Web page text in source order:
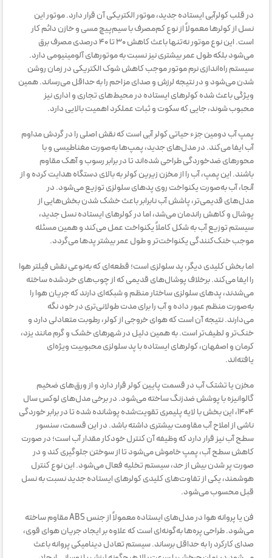
در قلب کولرآبی ایستاده جدید، موتور الکتریکی آن قرار دارد. موتور این
نسل از کولرها معمولاً از نوع کم‌مصرف با سیم‌پیچ مسی و خازن دائم کار
است. این نوع موتور نه‌تنها باعث کاهش ۳۰ تا ۴۰ درصدی مصرف برق
می‌شود بلکه طول عمر بیشتری نیز نسبت به موتورهای آلومینیومی دارد.
سیستم راه‌اندازی نرم موتور موجب کاهش شوک الکتریکی در زمان روشن
شدن می‌شود و در نتیجه لرزش و صدای مزاحم را به حداقل می‌رساند. همین
ویژگی باعث شده کولرهای ایستاده در محیط‌های تجاری و اداری نیز
محبوب شوند، جایی که سکوت و ثبات عملکرد اهمیت بالایی دارد.
پمپ آب دومین جزء حیاتی کولر آبی است که نقش اصلی را در گردش مداوم
آب ایفا می‌کند. در مدل‌های جدید، پمپ‌ها به‌صورت مغناطیسی و با
محورهای ضدخوردگی طراحی شده‌اند تا در برابر رسوب و آهک مقاوم
باشند. این پمپ، آب را از مخزن زیرین کولر به بالای دستگاه هدایت کرده و از
آنجا، آب به‌صورت یکنواخت روی پدهای سلولزی توزیع می‌شود. در
مدل‌های قدیمی‌تر، پاشش آب نابرابر باعث خشک شدن بخش‌هایی از
پوشال و کاهش راندمان می‌شد، اما در کولرهای ایستاده نسل جدید،
سیستم توزیع آب به شکل کاملاً یکنواخت عمل می‌کند و همین مسئله
موجب خنک‌کنندگی یکنواخت‌تر و طول عمر بیشتر پدها می‌گردد.
اما بخش کلیدی دیگر، پد سلولزی است؛ قطعه‌ای که به‌نوعی نقش فیلتر هوا
را ایفا می‌کند. برخلاف پوشال‌های قدیمی که از چوب‌های خردشده ساخته
می‌شدند، پدهای سلولزی ساختار منظم و شبکه‌ای دارند که جریان هوا را
به‌صورت منظم عبور داده و آب را برای مدت طولانی‌تری در خود نگه
می‌دارند. نتیجه آن است که هوای خروجی از کولر، رطوبت متعادلی دارد و
خنک‌تر و لطیف‌تر است. به همین دلیل در شهرهای خشک و گرم مانند یزد،
کرمان و اصفهان، کولرهای ایستاده با پد سلولزی محبوبیت ویژه‌ای
یافته‌اند.
مخزن یا تشتک آب در قسمت پایین کولر قرار دارد و از ورق‌های ضخیم
گالوانیزه با پوشش ضدزنگ ساخته می‌شود. در برخی مدل‌های لوکس سال
۱۴۰۴، این بخش با لایه پلیمری تقویت‌شده پوشانده شده تا در برابر خوردگی
ناشی از املاح آب مقاومت بیشتری داشته باشد. در این قسمت، سنسور
سطح آب نیز قرار دارد که وظیفه آن کنترل خودکار مقدار آب است؛ در صورت
کاهش سطح آب، پمپ خاموش می‌شود تا از سوختن جلوگیری کند و در
صورت پر شدن بیش از حد، سیستم تخلیه فعال می‌شود. این نوع کنترل
هوشمند، یکی از تفاوت‌های کلیدی کولرهای ایستاده جدید نسبت به نسل
قبل محسوب می‌شود.
فن یا پروانه هوا در مدل‌های ایستاده معمولاً از جنس ABS مقاوم ساخته
می‌شود. طراحی پره‌ها به‌گونه‌ای است که علاوه بر ایجاد جریان هوای قوی،
صدای کارکرد را به حداقل برساند. سیستم تعادل دینامیکی پروانه باعث